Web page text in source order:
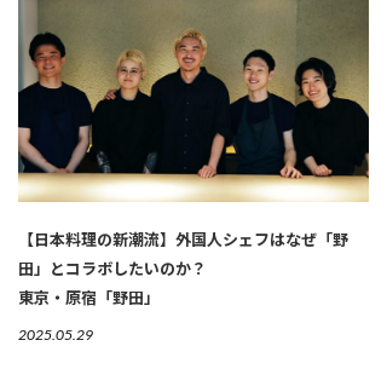
【日本料理の新潮流】外国人シェフはなぜ「野
田」とコラボしたいのか？
東京・原宿「野田」
2025.05.29